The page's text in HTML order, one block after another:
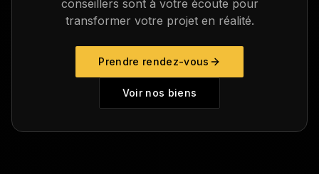
conseillers sont à votre écoute pour
transformer votre projet en réalité.
Prendre rendez-vous
Voir nos biens